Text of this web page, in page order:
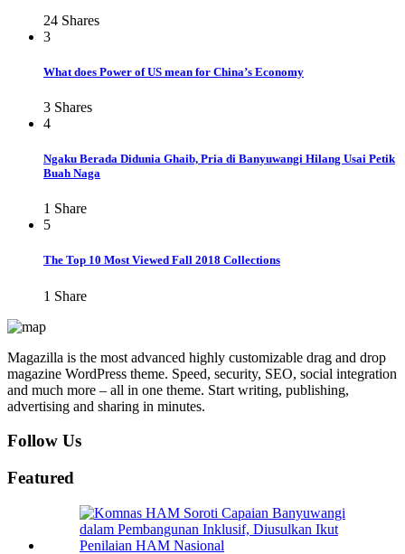
24 Shares
3
What does Power of US mean for China’s Economy
3 Shares
4
Ngaku Berada Didunia Ghaib, Pria di Banyuwangi Hilang Usai Petik
Buah Naga
1 Share
5
The Top 10 Most Viewed Fall 2018 Collections
1 Share
Magazilla is the most advanced highly customizable drag and drop
magazine WordPress theme. Speed, security, SEO, social integration
and much more – all in one theme. Start writing, publishing,
advertising and sharing in minutes.
Follow Us
Featured